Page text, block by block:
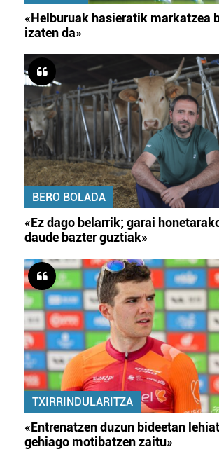
«Helburuak hasieratik markatzea
izaten da»
BERO BOLADA
«Ez dago belarrik; garai
daude bazter guztiak»
TXIRRINDULARITZA
«Entrenatzen duzun bideetan
gehiago motibatzen zaitu»